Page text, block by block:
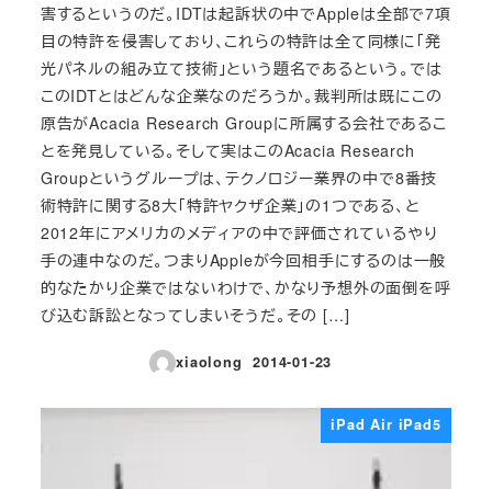
害するというのだ。IDTは起訴状の中でAppleは全部で7項
目の特許を侵害しており、これらの特許は全て同様に「発
光パネルの組み立て技術」という題名であるという。では
このIDTとはどんな企業なのだろうか。裁判所は既にこの
原告がAcacia Research Groupに所属する会社であるこ
とを発見している。そして実はこのAcacia Research
Groupというグループは、テクノロジー業界の中で8番技
術特許に関する8大「特許ヤクザ企業」の1つである、と
2012年にアメリカのメディアの中で評価されているやり
手の連中なのだ。つまりAppleが今回相手にするのは一般
的なたかり企業ではないわけで、かなり予想外の面倒を呼
び込む訴訟となってしまいそうだ。その […]
xiaolong
投稿日
2014-01-23
iPad Air iPad5